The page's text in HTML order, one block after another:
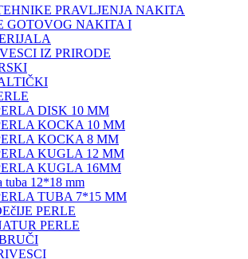
PRAVLJENJA NAKITA
GOTOVOG NAKITA I
IZ PRIRODE
DISK 10 MM
KOCKA 10 MM
KOCKA 8 MM
KUGLA 12 MM
KUGLA 16MM
tuba 12*18 mm
TUBA 7*15 MM
PERLE
PERLE